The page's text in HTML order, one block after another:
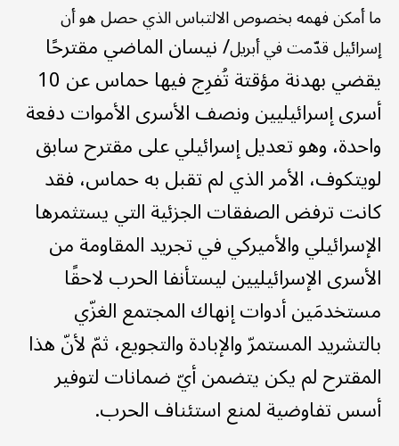
ما أمكن فهمه بخصوص الالتباس الذي حصل هو أن
إسرائيل قدّمت في أبريل/نيسانالماضي مقترحًا
يقضي بهدنة مؤقتة تُفرِج فيها حماس عن 10
أسرى إسرائيليين ونصف الأسرى الأموات دفعة
واحدة، وهو تعديل إسرائيلي على مقترح سابق
لويتكوف، الأمر الذي لم تقبل به حماس، فقد
كانت ترفض الصفقات الجزئية التي يستثمرها
الإسرائيلي والأميركي في تجريد المقاومة من
الأسرى الإسرائيليين ليستأنفا الحرب لاحقًا
مستخدمَين أدوات إنهاك المجتمع الغزّي
بالتشريد المستمرّ والإبادة والتجويع، ثمّ لأنّ هذا
المقترح لم يكن يتضمن أيّ ضمانات لتوفير
أسس تفاوضية لمنع استئناف الحرب.